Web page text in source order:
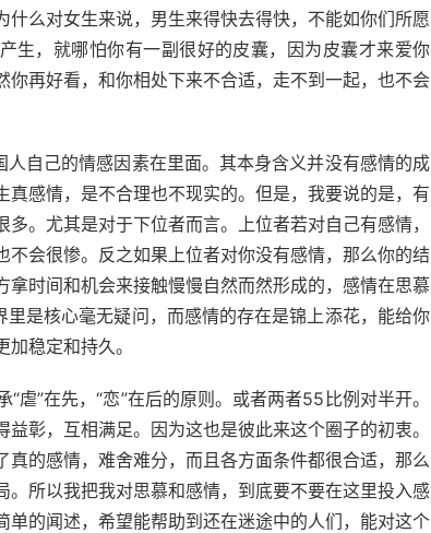
么对女生来说，男生来得快去得快，不能如你们所愿
生，就哪怕你有一副很好的皮囊，因为皮囊才来爱你
再好看，和你相处下来不合适，走不到一起，也不会
自己的情感因素在里面。其本身含义并没有感情的成
感情，是不合理也不现实的。但是，我要说的是，有
。尤其是对于下位者而言。上位者若对自己有感情，
会很惨。反之如果上位者对你没有感情，那么你的结
时间和机会来接触慢慢自然而然形成的，感情在思慕
里是核心毫无疑问，而感情的存在是锦上添花，能给你
稳定和持久。
虐”在先，“恋”在后的原则。或者两者55比例对半开。
彰，互相满足。因为这也是彼此来这个圈子的初衷。
的感情，难舍难分，而且各方面条件都很合适，那么
所以我把我对思慕和感情，到底要不要在这里投入感
的闻述，希望能帮助到还在迷途中的人们，能对这个